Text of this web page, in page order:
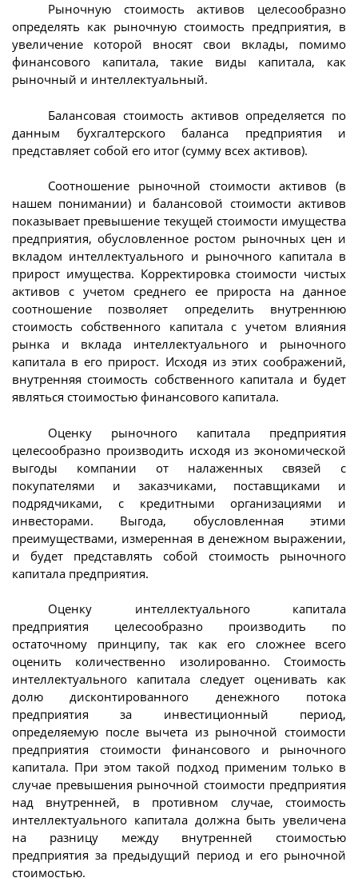
Рыночную стоимость активов целесообразно
определять как рыночную стоимость предприятия, в
увеличение которой вносят свои вклады, помимо
финансового капитала, такие виды капитала, как
рыночный и интеллектуальный.
Балансовая стоимость активов определяется по
данным бухгалтерского баланса предприятия и
представляет собой его итог (сумму всех активов).
Соотношение рыночной стоимости активов (в
нашем понимании) и балансовой стоимости активов
показывает превышение текущей стоимости имущества
предприятия, обусловленное ростом рыночных цен и
вкладом интеллектуального и рыночного капитала в
прирост имущества. Корректировка стоимости чистых
активов с учетом среднего ее прироста на данное
соотношение позволяет определить внутреннюю
стоимость собственного капитала с учетом влияния
рынка и вклада интеллектуального и рыночного
капитала в его прирост. Исходя из этих соображений,
внутренняя стоимость собственного капитала и будет
являться стоимостью финансового капитала.
Оценку рыночного капитала предприятия
целесообразно производить исходя из экономической
выгоды компании от налаженных связей с
покупателями и заказчиками, поставщиками и
подрядчиками, с кредитными организациями и
инвесторами. Выгода, обусловленная этими
преимуществами, измеренная в денежном выражении,
и будет представлять собой стоимость рыночного
капитала предприятия.
Оценку интеллектуального капитала
предприятия целесообразно производить по
остаточному принципу, так как его сложнее всего
оценить количественно изолированно. Стоимость
интеллектуального капитала следует оценивать как
долю дисконтированного денежного потока
предприятия за инвестиционный период,
определяемую после вычета из рыночной стоимости
предприятия стоимости финансового и рыночного
капитала. При этом такой подход применим только в
случае превышения рыночной стоимости предприятия
над внутренней, в противном случае, стоимость
интеллектуального капитала должна быть увеличена
на разницу между внутренней стоимостью
предприятия за предыдущий период и его рыночной
стоимостью.